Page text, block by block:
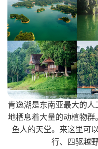
肯逸湖是东南亚最大的
地栖息着大量的动植物
鱼人的天堂。来这里可
行、四驱越